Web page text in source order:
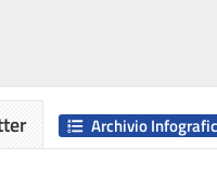
Archivio